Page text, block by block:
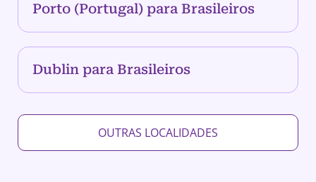
Porto (Portugal) para Brasileiros
Dublin para Brasileiros
OUTRAS LOCALIDADES